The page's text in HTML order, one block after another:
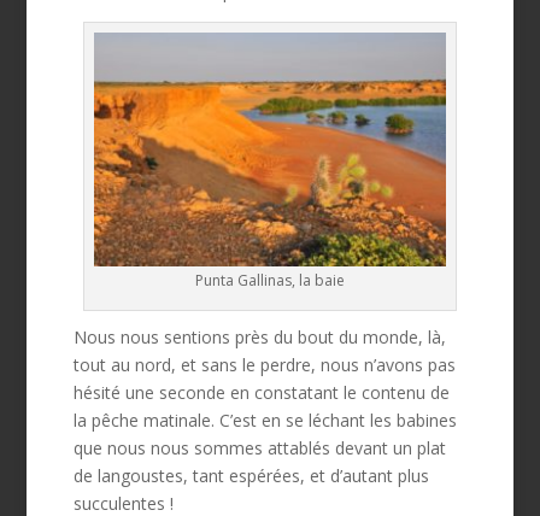
Punta Gallinas, la baie
Nous nous sentions près du bout du monde, là,
tout au nord, et sans le perdre, nous n’avons pas
hésité une seconde en constatant le contenu de
la pêche matinale. C’est en se léchant les babines
que nous nous sommes attablés devant un plat
de langoustes, tant espérées, et d’autant plus
succulentes !